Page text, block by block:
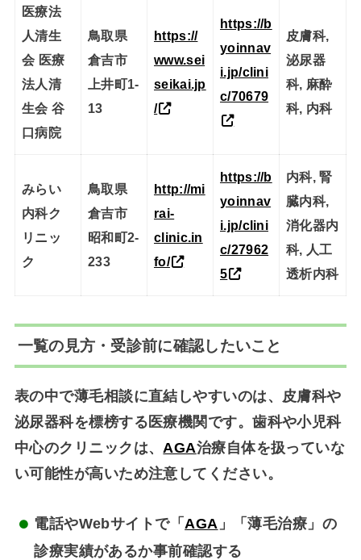
医療法
人清生
会 医療
法人清
生会 谷
口病院
鳥取県
倉吉市
上井町1-
13
https://
www.sei
seikai.jp
/
https://b
yoinnav
i.jp/clini
c/70679
皮膚科,
泌尿器
科, 麻酔
科, 内科
みらい
内科ク
リニッ
ク
鳥取県
倉吉市
昭和町2-
233
http://mi
rai-
clinic.in
fo/
https://b
yoinnav
i.jp/clini
c/27962
5
内科, 腎
臓内科,
消化器内
科, 人工
透析内科
一覧の見方・受診前に確認したいこと
表の中で薄毛相談に直結しやすいのは、皮膚科や
泌尿器科を標榜する医療機関です。歯科や小児科
中心のクリニックは、AGA治療自体を扱っていな
い可能性が高いため注意してください。
電話やWebサイトで「 AGA 」「薄毛治療」の
診療実績があるか事前確認する